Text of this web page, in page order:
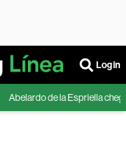
Login
Abelardo de la Espriella chega